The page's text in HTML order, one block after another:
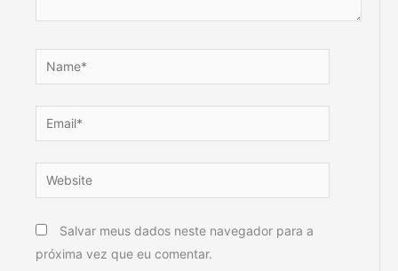
Name*
Email*
Website
Salvar meus dados neste navegador para a
próxima vez que eu comentar.